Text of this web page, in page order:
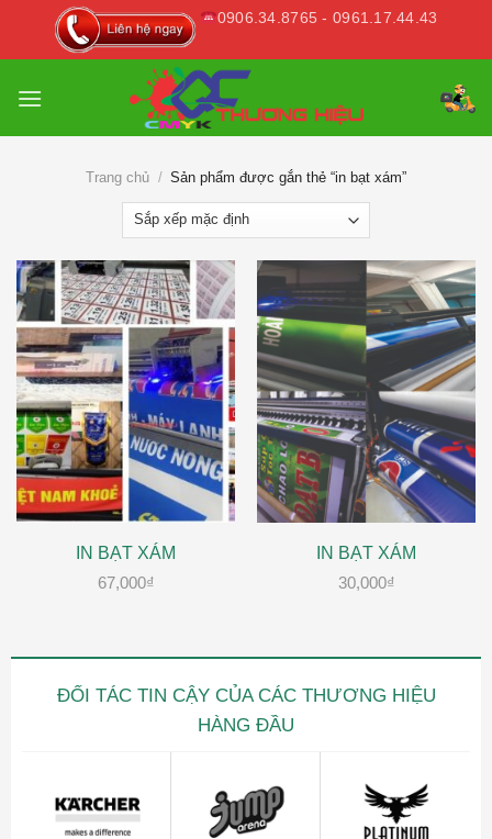
0906.34.8765 - 0961.17.44.43
Trang chủ / Sản phẩm được gắn thẻ “in bạt xám”
IN BẠT XÁM
67,000₫
IN BẠT XÁM
30,000₫
ĐỐI TÁC TIN CẬY CỦA CÁC THƯƠNG HIỆU
HÀNG ĐẦU